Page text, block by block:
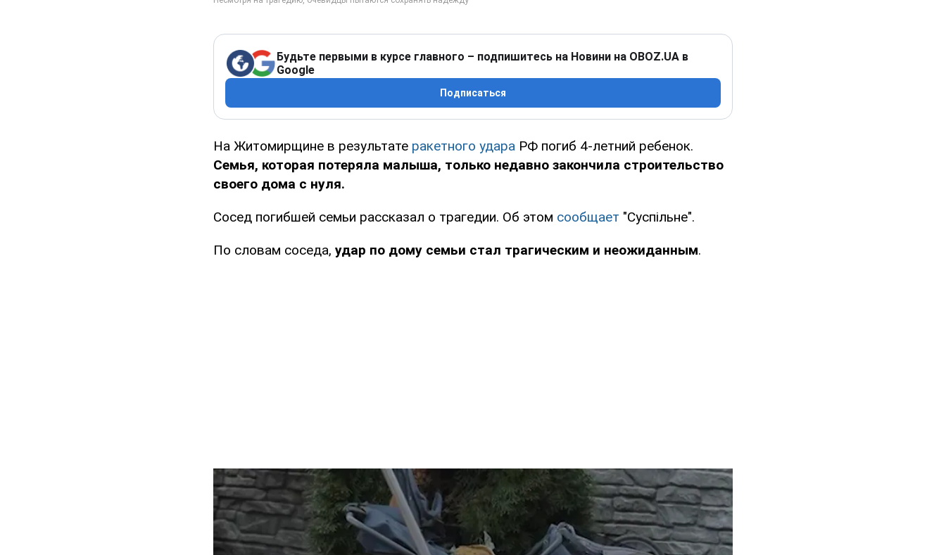
Будьте первыми в курсе главного – подпишитесь на Новини на OBOZ.UA в
Google
Подписаться
На Житомирщине в результате ракетного удара РФ погиб 4-летний ребенок.
Семья, которая потеряла малыша, только недавно закончила строительство
своего дома с нуля.
Сосед погибшей семьи рассказал о трагедии. Об этом сообщает "Суспільне".
По словам соседа, удар по дому семьи стал трагическим и неожиданным.